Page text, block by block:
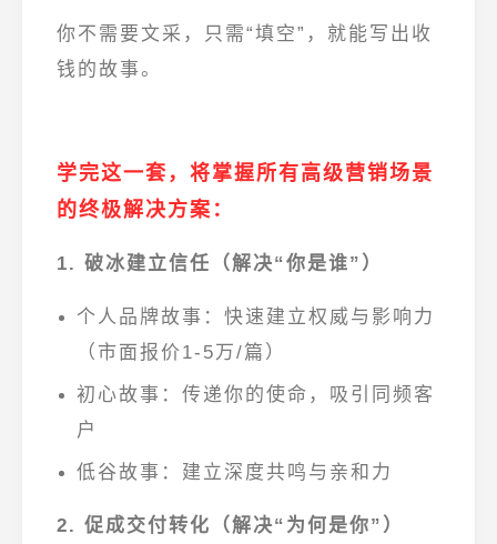
你不需要文采，只需“填空”，就能写出收
钱的故事。
学完这一套，将掌握所有高级营销场景
的终极解决方案：
1. 破冰建立信任（解决“你是谁”）
个人品牌故事 ：快速建立权威与影响力
（市面报价1-5万/篇）
初心故事 ：传递你的使命，吸引同频客
户
低谷故事 ：建立深度共鸣与亲和力
2. 促成交付转化（解决“为何是你”）